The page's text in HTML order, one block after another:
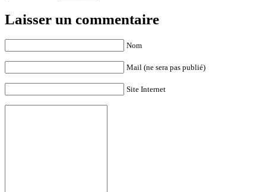
Laisser un commentaire
Nom
Mail (ne sera pas publié)
Site Internet